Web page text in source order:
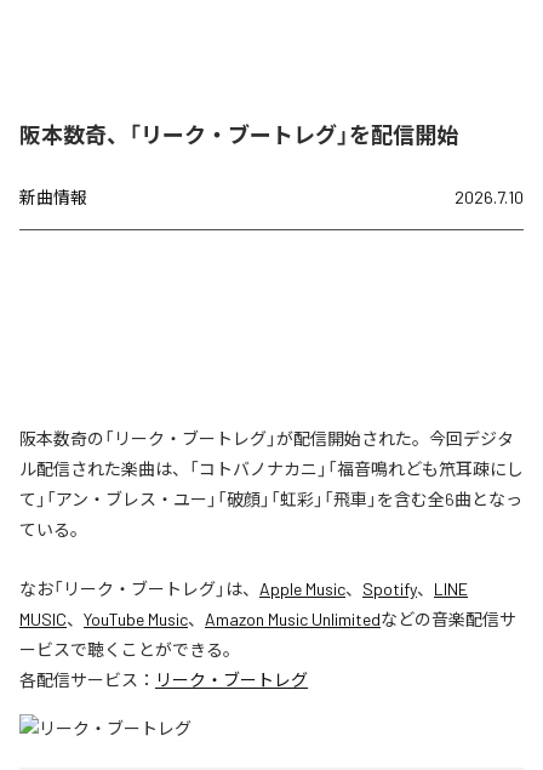
阪本数奇、「リーク・ブートレグ」を配信開始
新曲情報 2026.7.10
阪本数奇の「リーク・ブートレグ」が配信開始された。今回デジタ
ル配信された楽曲は、「コトバノナカニ」「福音鳴れども笊耳疎にし
て」「アン・ブレス・ユー」「破顔」「虹彩」「飛車」を含む全6曲となっ
ている。
なお「リーク・ブートレグ」は、 Apple Music、 Spotify、 LINE
MUSIC、 YouTube Music、 Amazon Music Unlimitedなどの音楽配信サ
ービスで聴くことができる。
各配信サービス： リーク・ブートレグ